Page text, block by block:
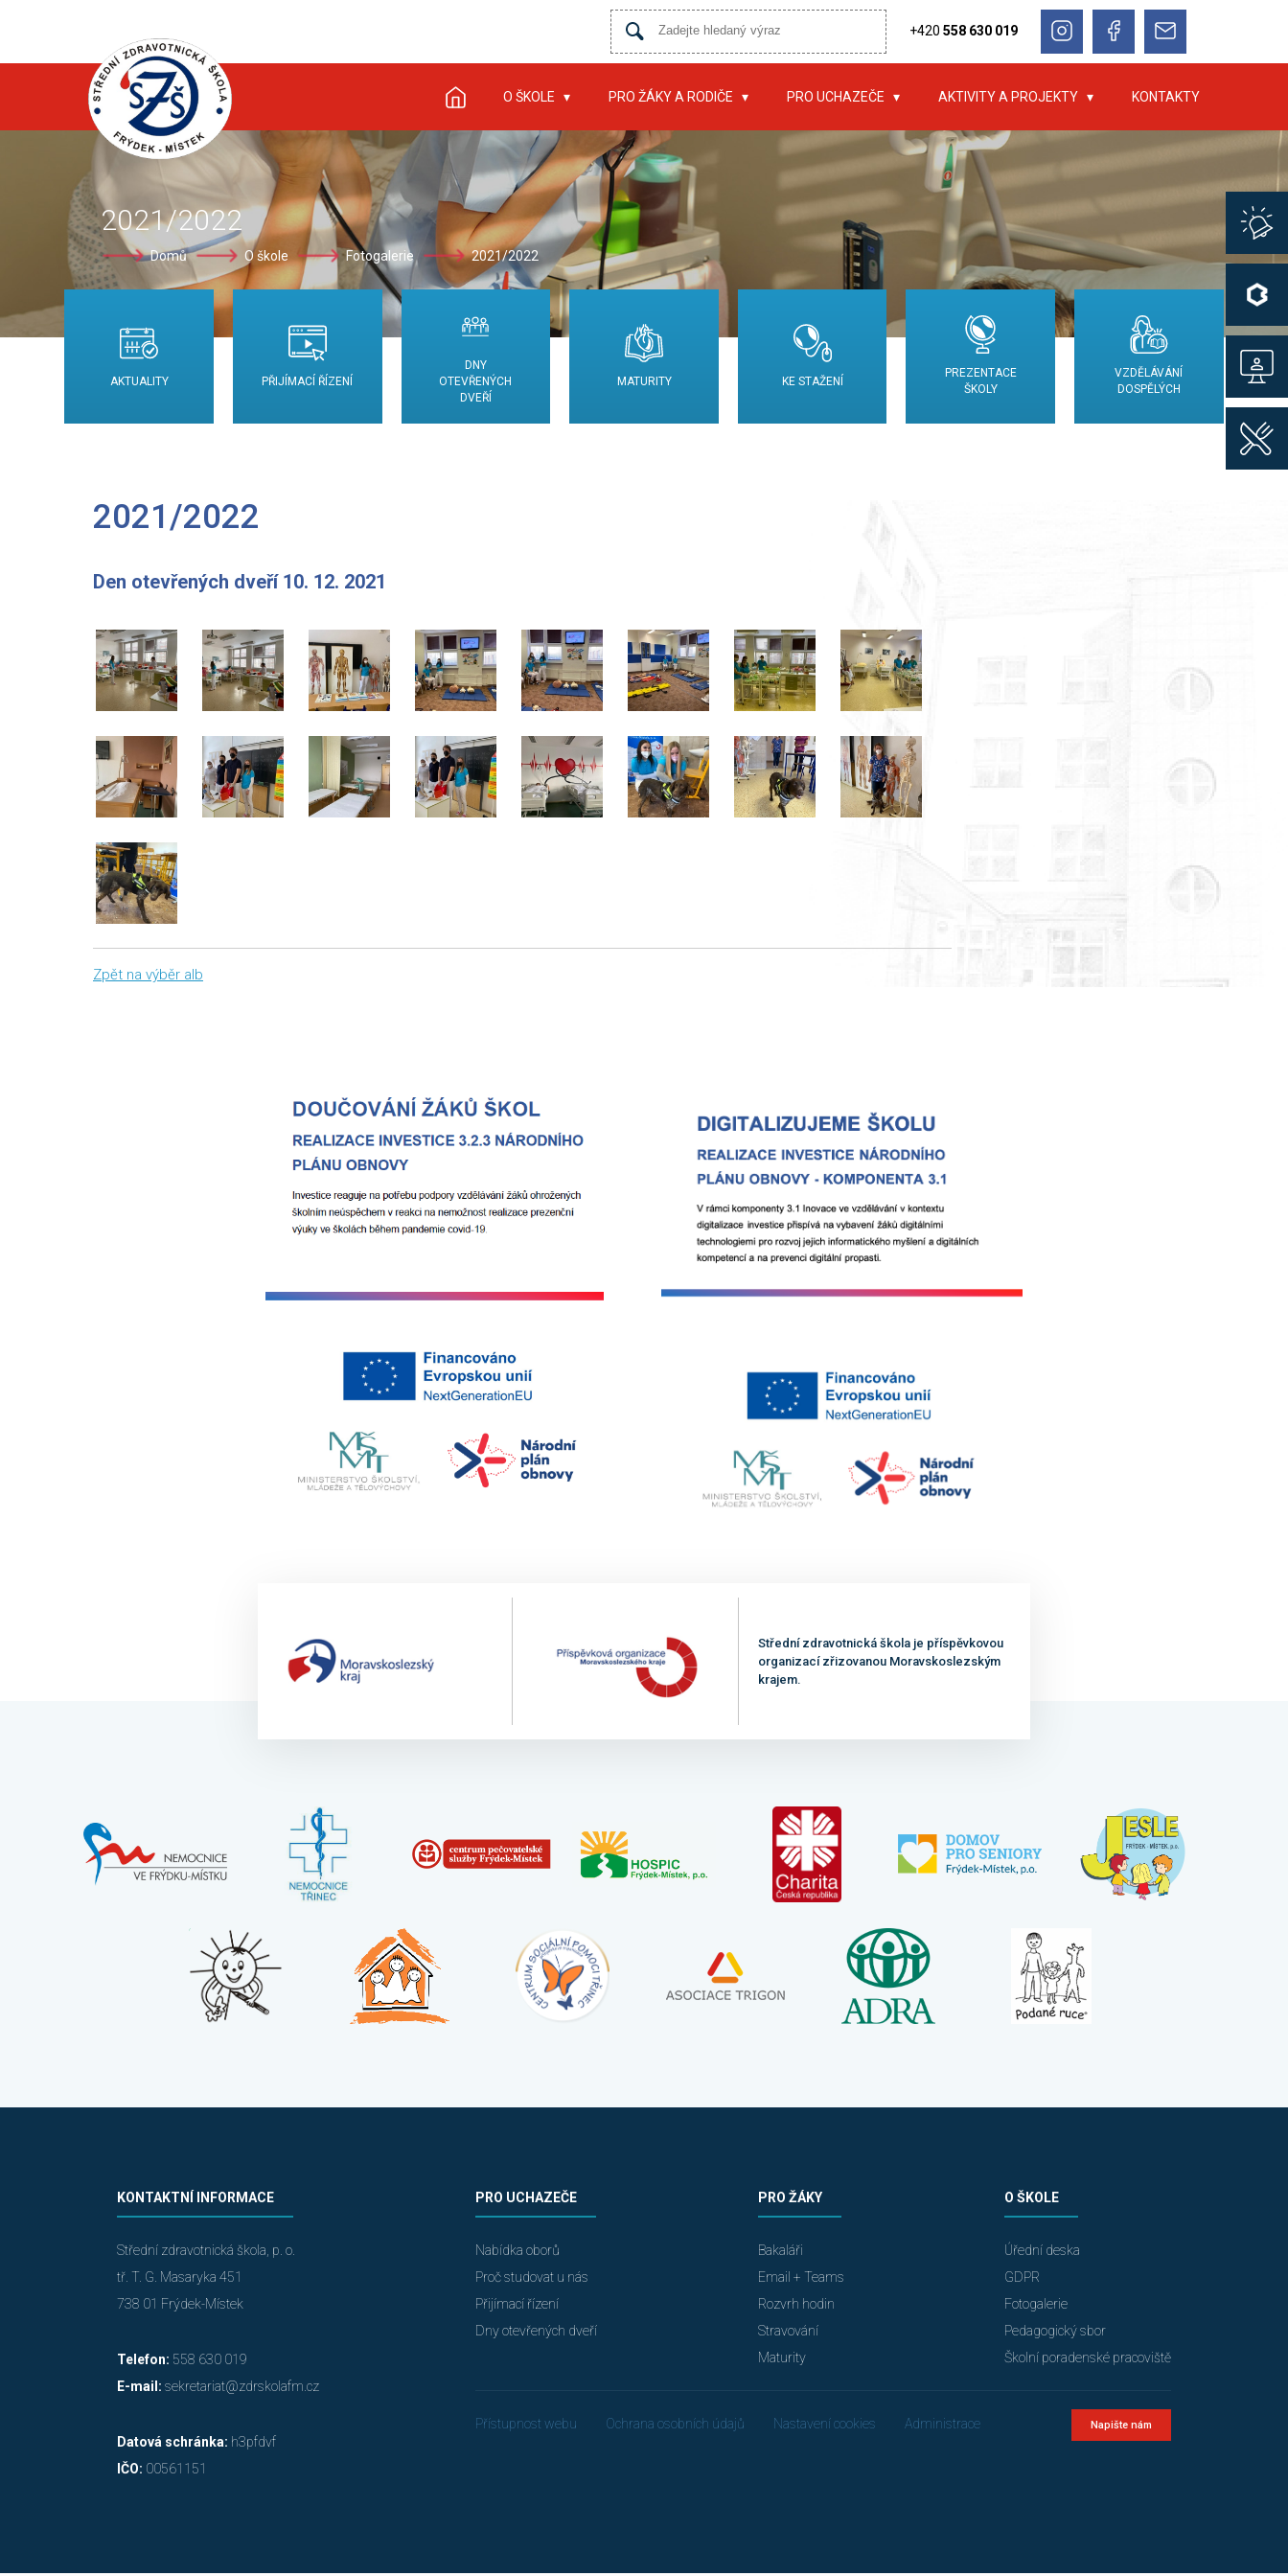
+420 558 630 019
O ŠKOLE PRO ŽÁKY A RODIČE PRO UCHAZEČE AKTIVITY A PROJEKTY KONTAKTY
2021/2022
Domů O škole Fotogalerie 2021/2022
AKTUALITY PŘIJÍMACÍ ŘÍZENÍ
DNY
OTEVŘENÝCH
DVEŘÍ
MATURITY KE STAŽENÍ
PREZENTACE
ŠKOLY
VZDĚLÁVÁNÍ
DOSPĚLÝCH
2021/2022
Den otevřených dveří 10. 12. 2021
Zpět na výběr alb
Střední zdravotnická škola je příspěvkovou
organizací zřizovanou Moravskoslezským
krajem.
KONTAKTNÍ INFORMACE
Střední zdravotnická škola, p. o.
tř. T. G. Masaryka 451
738 01 Frýdek-Místek
Telefon: 558 630 019
E-mail: sekretariat@zdrskolafm.cz
Datová schránka: h3pfdvf
IČO: 00561151
PRO UCHAZEČE
Nabídka oborů
Proč studovat u nás
Přijímací řízení
Dny otevřených dveří
PRO ŽÁKY
Bakaláři
Email + Teams
Rozvrh hodin
Stravování
Maturity
O ŠKOLE
Úřední deska
GDPR
Fotogalerie
Pedagogický sbor
Školní poradenské pracoviště
Přístupnost webu Ochrana osobních údajů Nastavení cookies Administrace Napište nám